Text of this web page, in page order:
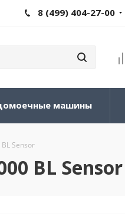
8 (499) 404-27-00
машины
Sensor
BL Sensor